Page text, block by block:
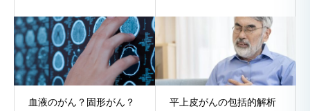
血液のがん？固形がん？
平上皮がんの包括的解析